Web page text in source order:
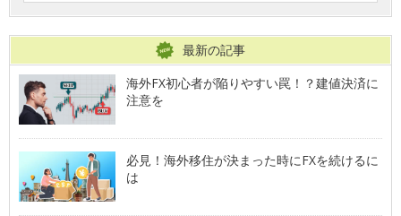
最新の記事
海外FX初心者が陥りやすい罠！？建値決済に
注意を
必見！海外移住が決まった時にFXを続けるに
は